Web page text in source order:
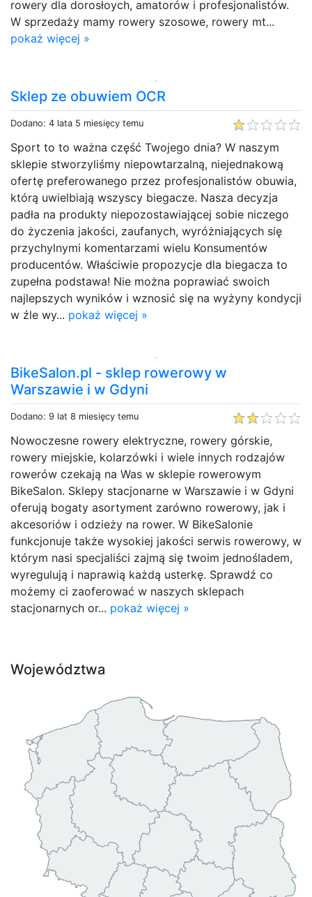
rowery dla dorosłoych, amatorów i profesjonalistów.
W sprzedaży mamy rowery szosowe, rowery mt...
pokaż więcej »
Sklep ze obuwiem OCR
Dodano: 4 lata 5 miesięcy temu
Sport to to ważna część Twojego dnia? W naszym
sklepie stworzyliśmy niepowtarzalną, niejednakową
ofertę preferowanego przez profesjonalistów obuwia,
którą uwielbiają wszyscy biegacze. Nasza decyzja
padła na produkty niepozostawiającej sobie niczego
do życzenia jakości, zaufanych, wyróżniających się
przychylnymi komentarzami wielu Konsumentów
producentów. Właściwie propozycje dla biegacza to
zupełna podstawa! Nie można poprawiać swoich
najlepszych wyników i wznosić się na wyżyny kondycji
w źle wy... pokaż więcej »
BikeSalon.pl - sklep rowerowy w
Warszawie i w Gdyni
Dodano: 9 lat 8 miesięcy temu
Nowoczesne rowery elektryczne, rowery górskie,
rowery miejskie, kolarzówki i wiele innych rodzajów
rowerów czekają na Was w sklepie rowerowym
BikeSalon. Sklepy stacjonarne w Warszawie i w Gdyni
oferują bogaty asortyment zarówno rowerowy, jak i
akcesoriów i odzieży na rower. W BikeSalonie
funkcjonuje także wysokiej jakości serwis rowerowy, w
którym nasi specjaliści zajmą się twoim jednośladem,
wyregulują i naprawią każdą usterkę. Sprawdź co
możemy ci zaoferować w naszych sklepach
stacjonarnych or... pokaż więcej »
Województwa